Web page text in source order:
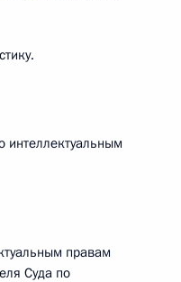
интеллектуальным
правам
Суда по